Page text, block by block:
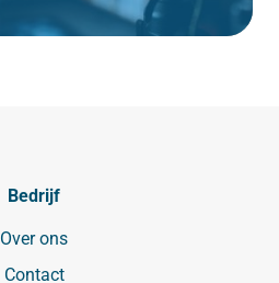
Bedrijf
Over ons
Contact